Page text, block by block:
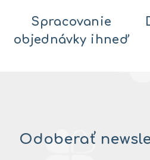
Spracovanie
objednávky ihneď
Odoberať